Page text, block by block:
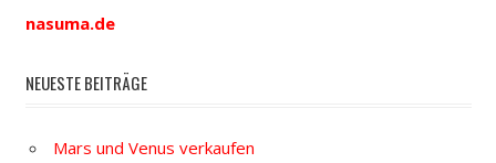
nasuma.de
NEUESTE BEITRÄGE
Mars und Venus verkaufen